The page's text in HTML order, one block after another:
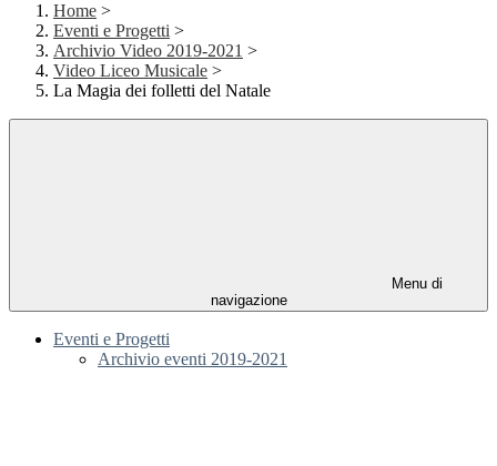
Home >
Eventi e Progetti >
Archivio Video 2019-2021 >
Video Liceo Musicale >
La Magia dei folletti del Natale
Menu di
navigazione
Eventi e Progetti
Archivio eventi 2019-2021